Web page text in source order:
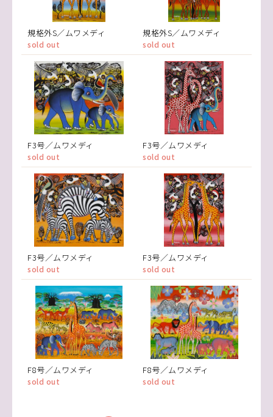
規格外S／ムワメディ
sold out
規格外S／ムワメディ
sold out
F3号／ムワメディ
sold out
F3号／ムワメディ
sold out
F3号／ムワメディ
sold out
F3号／ムワメディ
sold out
F8号／ムワメディ
sold out
F8号／ムワメディ
sold out